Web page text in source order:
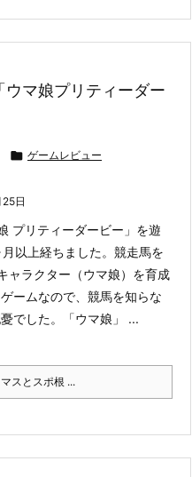
マ娘プリティーダー
 ゲームレビュー
日
プリティーダービー」を遊
以上経ちました。競走馬を
ャラクター（ウマ娘）を育成
ームなので、競馬を知らな
でした。
「ウマ娘」 ...
スとスポ根 ...